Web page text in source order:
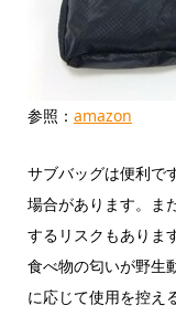
参照： amazon
サブバッグは便利で
場合があります。ま
するリスクもありま
食べ物の匂いが野生
に応じて使用を控え